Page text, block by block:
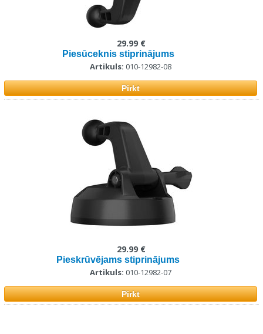
Piesūceknis stiprinājums
Artikuls: 010-12982-08
29.99 €
Pirkt
Pieskrūvējams stiprinājums
Artikuls: 010-12982-07
29.99 €
Pirkt